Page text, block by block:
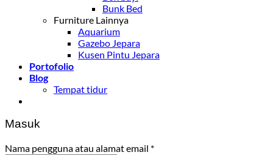
Bunk Bed
Furniture Lainnya
Aquarium
Gazebo Jepara
Kusen Pintu Jepara
Portofolio
Blog
Tempat tidur
Masuk
Nama pengguna atau alamat email *